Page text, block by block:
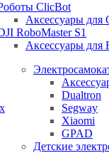
ClicBot
Аксессуары для
RoboMaster S1
Аксессуары для
Dualtron
Segway
Xiaomi
GPAD
Детские